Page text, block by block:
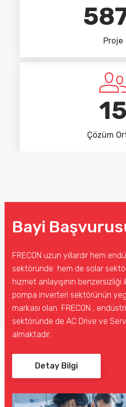
Proje
15
Çözüm
Bayi
FRECON uzun yıllardır hem
sektöründe hem de solar
hizmet anlayışının benzersizliği
pompa inverteri sektörünün
markası olan FRECON ,
sektöründe de AC Drive ve
almaktadır.
Detay Bilgi